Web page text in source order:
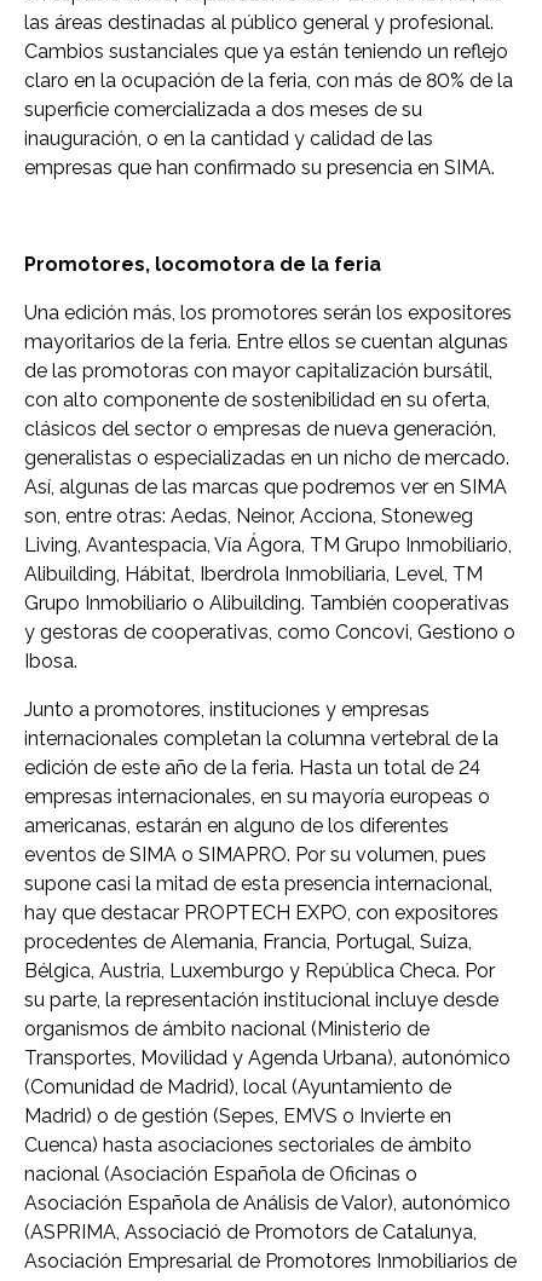
las áreas destinadas al público general y profesional.
Cambios sustanciales que ya están teniendo un reflejo
claro en la ocupación de la feria, con más de 80% de la
superficie comercializada a dos meses de su
inauguración, o en la cantidad y calidad de las
empresas que han confirmado su presencia en SIMA.
Promotores, locomotora de la feria
Una edición más, los promotores serán los expositores
mayoritarios de la feria. Entre ellos se cuentan algunas
de las promotoras con mayor capitalización bursátil,
con alto componente de sostenibilidad en su oferta,
clásicos del sector o empresas de nueva generación,
generalistas o especializadas en un nicho de mercado.
Así, algunas de las marcas que podremos ver en SIMA
son, entre otras: Aedas, Neinor, Acciona, Stoneweg
Living, Avantespacia, Vía Ágora, TM Grupo Inmobiliario,
Alibuilding, Hábitat, Iberdrola Inmobiliaria, Level, TM
Grupo Inmobiliario o Alibuilding. También cooperativas
y gestoras de cooperativas, como Concovi, Gestiono o
Ibosa.
Junto a promotores, instituciones y empresas
internacionales completan la columna vertebral de la
edición de este año de la feria. Hasta un total de 24
empresas internacionales, en su mayoría europeas o
americanas, estarán en alguno de los diferentes
eventos de SIMA o SIMAPRO. Por su volumen, pues
supone casi la mitad de esta presencia internacional,
hay que destacar PROPTECH EXPO, con expositores
procedentes de Alemania, Francia, Portugal, Suiza,
Bélgica, Austria, Luxemburgo y República Checa. Por
su parte, la representación institucional incluye desde
organismos de ámbito nacional (Ministerio de
Transportes, Movilidad y Agenda Urbana), autonómico
(Comunidad de Madrid), local (Ayuntamiento de
Madrid) o de gestión (Sepes, EMVS o Invierte en
Cuenca) hasta asociaciones sectoriales de ámbito
nacional (Asociación Española de Oficinas o
Asociación Española de Análisis de Valor), autonómico
(ASPRIMA, Associació de Promotors de Catalunya,
Asociación Empresarial de Promotores Inmobiliarios de